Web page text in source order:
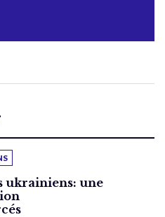
ukrainiens: une